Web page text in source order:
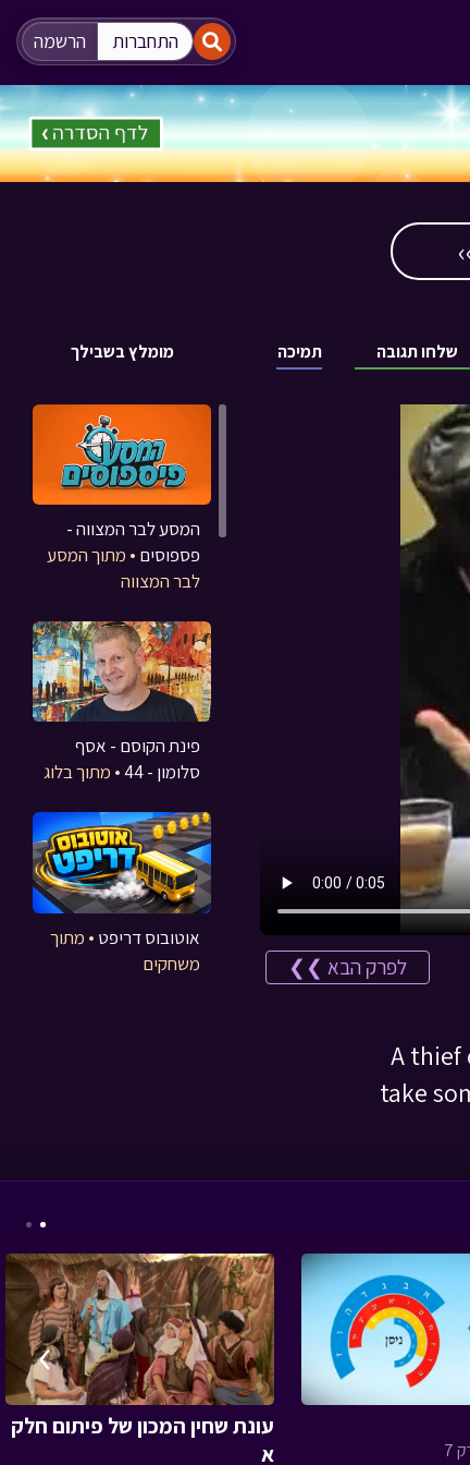
התחברות הרשמה
מומלץ בשבילך תמיכה שלחו תגובה
לפרק הבא ❯❯
המסע לבר המצווה -
פספוסים • מתוך המסע
לבר המצווה
פינת הקוסם - אסף
סלומון - 44
• מתוך בלוג
אוטובוס דריפט • מתוך
משחקים
המסע לבר המצווה -
פרק רביעי• מתוך
המסע לבר המצווה
A thief
take
7
עונת שחין המכון של פיתום חלק
א
›